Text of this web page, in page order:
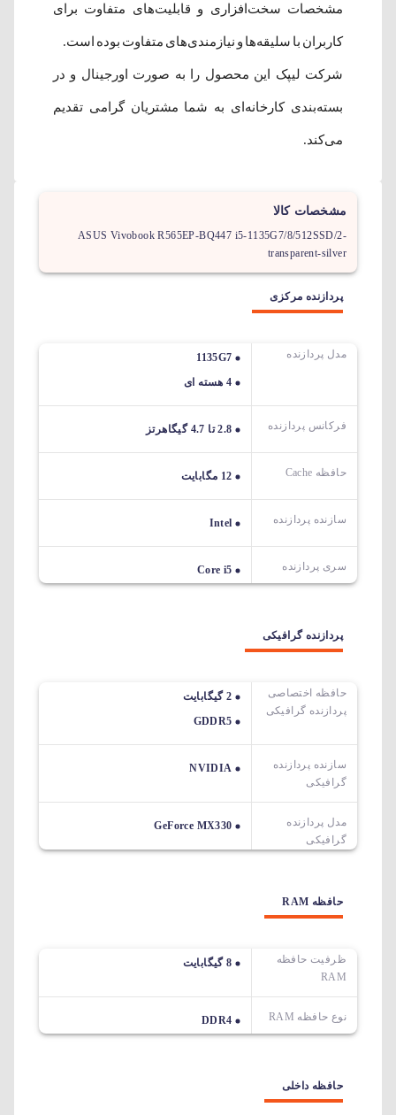
مشخصات سخت‌افزاری و قابلیت‌های متفاوت برای
کاربران با سلیقه‌ها و نیازمندی‌های متفاوت بوده است.
شرکت لیپک این محصول را به صورت اورجینال و در
بسته‌بندی کارخانه‌ای به شما مشتریان گرامی تقدیم
می‌کند.
مشخصات کالا
ASUS Vivobook R565EP-BQ447 i5-1135G7/8/512SSD/2-
transparent-silver
پردازنده مرکزی
مدل پردازنده
1135G7
4 هسته ای
فرکانس پردازنده 2.8 تا 4.7 گیگاهرتز
حافظه Cache 12 مگابایت
سازنده پردازنده Intel
سری پردازنده Core i5
پردازنده گرافیکی
حافظه اختصاصی
پردازنده گرافیکی
2 گیگابایت
GDDR5
سازنده پردازنده
گرافیکی
NVIDIA
مدل پردازنده
گرافیکی
GeForce MX330
حافظه RAM
ظرفیت حافظه
RAM
8 گیگابایت
نوع حافظه RAM DDR4
حافظه داخلی